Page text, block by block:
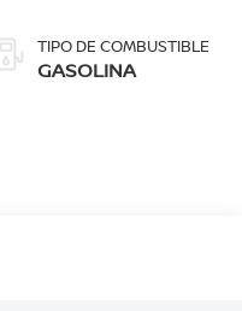
TIPO DE COMBUSTIBLE
GASOLINA